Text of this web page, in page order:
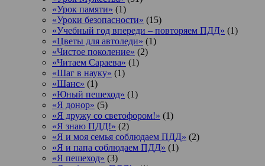
«Урок памяти» (1)
«Уроки безопасности» (15)
«Учебный год впереди – повторяем ПДД» (1)
«Цветы для автоледи» (1)
«Чистое поколение» (2)
«Читаем Сараева» (1)
«Шаг в науку» (1)
«Шанс» (1)
«Юный пешеход» (1)
«Я донор» (5)
«Я дружу со светофором!» (1)
«Я знаю ПДД!» (2)
«Я и моя семья соблюдаем ПДД» (2)
«Я и папа соблюдаем ПДД» (1)
«Я пешеход» (3)